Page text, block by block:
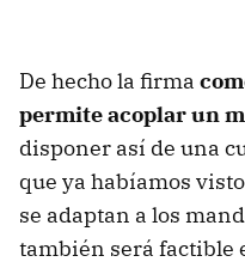
De hecho la firma
permite acoplar un
disponer así de una
que ya habíamos
se adaptan a los
también será factible